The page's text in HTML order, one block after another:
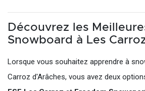
Découvrez les
Snowboard à Les
Lorsque vous souhaitez apprendre à
Carroz d'Arâches, vous avez deux